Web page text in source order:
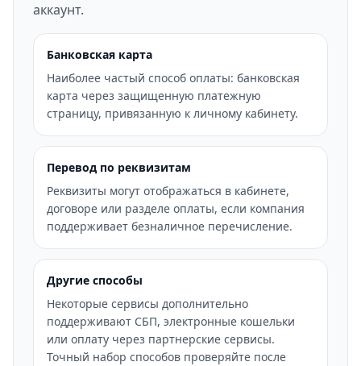
аккаунт.
Банковская карта
Наиболее частый способ оплаты: банковская
карта через защищенную платежную
страницу, привязанную к личному кабинету.
Перевод по реквизитам
Реквизиты могут отображаться в кабинете,
договоре или разделе оплаты, если компания
поддерживает безналичное перечисление.
Другие способы
Некоторые сервисы дополнительно
поддерживают СБП, электронные кошельки
или оплату через партнерские сервисы.
Точный набор способов проверяйте после